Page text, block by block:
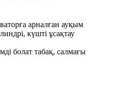
арналған ауқым
күшті ұсақтау
болат табақ, салмағы